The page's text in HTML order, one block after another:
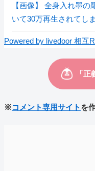
【画像】 全身入れ墨
いて30万再生されてし
Powered by livedoor 相互
※コメント専用サイト を